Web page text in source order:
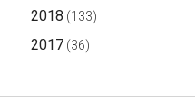
2018 (133)
2017(36)